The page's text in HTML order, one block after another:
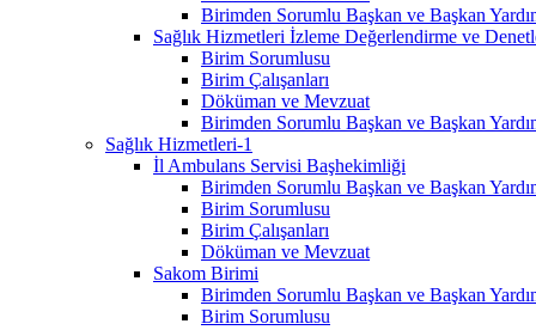
Birimden Sorumlu Başkan ve Başkan
Sağlık Hizmetleri İzleme Değerlendirme ve
Birim Sorumlusu
Birim Çalışanları
Döküman ve Mevzuat
Birimden Sorumlu Başkan ve Başkan
Sağlık Hizmetleri-1
İl Ambulans Servisi Başhekimliği
Birimden Sorumlu Başkan ve Başkan
Birim Sorumlusu
Birim Çalışanları
Döküman ve Mevzuat
Sakom Birimi
Birimden Sorumlu Başkan ve Başkan
Birim Sorumlusu